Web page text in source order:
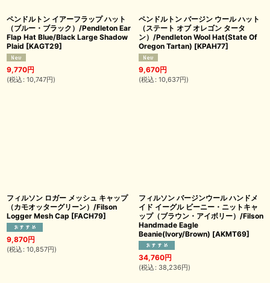
ペンドルトン イアーフラップ ハット
（ブルー・ブラック）/Pendleton Ear
Flap Hat Blue/Black Large Shadow
Plaid [KAGT29]
9,770円
(税込 : 10,747円)
ペンドルトン バージン ウール ハット
（ステート オブ オレゴン タータ
ン）/Pendleton Wool Hat(State Of
Oregon Tartan) [KPAH77]
9,670円
(税込 : 10,637円)
フィルソン ロガー メッシュ キャップ
（カモオッターグリーン）/Filson
Logger Mesh Cap [FACH79]
9,870円
(税込 : 10,857円)
フィルソン バージンウール ハンドメ
イド イーグル ビーニー・ニットキャ
ップ（ブラウン・アイボリー）/Filson
Handmade Eagle
Beanie(Ivory/Brown) [AKMT69]
34,760円
(税込 : 38,236円)